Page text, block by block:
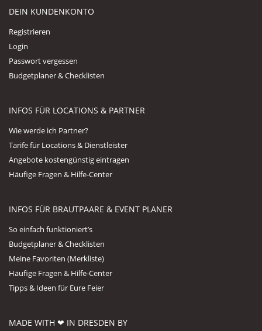
DEIN KUNDENKONTO
Registrieren
Login
Passwort vergessen
Budgetplaner & Checklisten
INFOS FÜR LOCATIONS & PARTNER
Wie werde ich Partner?
Tarife für Locations & Dienstleister
Angebote kostengünstig eintragen
Häufige Fragen & Hilfe-Center
INFOS FÜR BRAUTPAARE & EVENT PLANER
So einfach funktioniert’s
Budgetplaner & Checklisten
Meine Favoriten (Merkliste)
Häufige Fragen & Hilfe-Center
Tipps & Ideen für Eure Feier
MADE WITH ❤ IN DRESDEN BY